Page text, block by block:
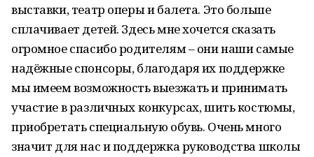
выставки, театр оперы и балета. Это больше
сплачивает детей. Здесь мне хочется сказать
огромное спасибо родителям – они наши самые
надёжные спонсоры, благодаря их поддержке
мы имеем возможность выезжать и принимать
участие в различных конкурсах, шить костюмы,
приобретать специальную обувь. Очень много
значит для нас и поддержка руководства школы